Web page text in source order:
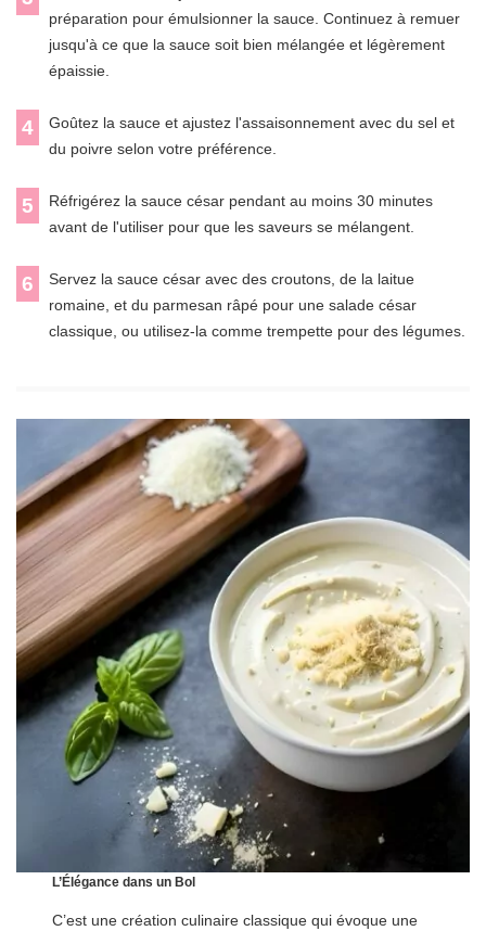
préparation pour émulsionner la sauce. Continuez à remuer
jusqu'à ce que la sauce soit bien mélangée et légèrement
épaissie.
4
Goûtez la sauce et ajustez l'assaisonnement avec du sel et
du poivre selon votre préférence.
5
Réfrigérez la sauce césar pendant au moins 30 minutes
avant de l'utiliser pour que les saveurs se mélangent.
6
Servez la sauce césar avec des croutons, de la laitue
romaine, et du parmesan râpé pour une salade césar
classique, ou utilisez-la comme trempette pour des légumes.
L’Élégance dans un Bol
C’est une création culinaire classique qui évoque une